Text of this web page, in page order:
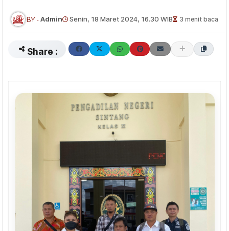
Admin Senin, 18 Maret 2024, 16.30 WIB 3 menit baca